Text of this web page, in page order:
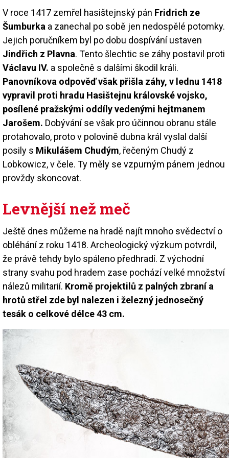
V roce 1417 zemřel hasištejnský pán Fridrich ze
Šumburka a zanechal po sobě jen nedospělé potomky.
Jejich poručníkem byl po dobu dospívání ustaven
Jindřich z Plavna. Tento šlechtic se záhy postavil proti
Václavu IV. a společně s dalšími škodil králi.
Panovníkova odpověď však přišla záhy, v lednu 1418
vypravil proti hradu Hasištejnu královské vojsko,
posílené pražskými oddíly vedenými hejtmanem
Jarošem. Dobývání se však pro účinnou obranu stále
protahovalo, proto v polovině dubna král vyslal další
posily s Mikulášem Chudým, řečeným Chudý z
Lobkowicz, v čele. Ty měly se vzpurným pánem jednou
provždy skoncovat.
Levnější než meč
Ještě dnes můžeme na hradě najít mnoho svědectví o
obléhání z roku 1418. Archeologický výzkum potvrdil,
že právě tehdy bylo spáleno předhradí. Z východní
strany svahu pod hradem zase pochází velké množství
nálezů militarií. Kromě projektilů z palných zbraní a
hrotů střel zde byl nalezen i železný jednosečný
tesák o celkové délce 43 cm.